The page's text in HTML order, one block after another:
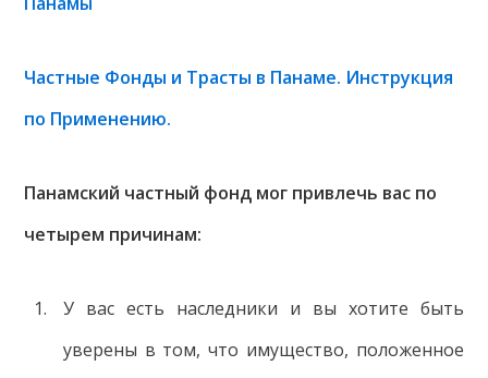
Частные Фонды и Трасты в Панаме. Инструкция
по Применению.
Панамский частный фонд мог привлечь вас по
четырем причинам:
У вас есть наследники и вы хотите быть
уверены в том, что имущество, положенное